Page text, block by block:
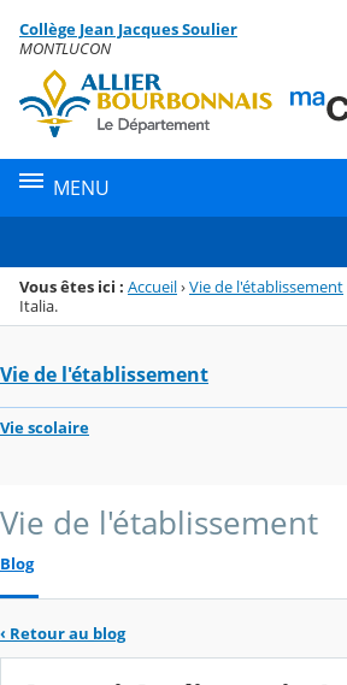
Menu de la rubrique
Contenu
Collège Jean Jacques Soulier
MONTLUCON
MENU
Vous êtes ici : Accueil›Vie de l'établissement
Italia.
Vie de l'établissement
Vie scolaire
Vie de l'établissement
Blog
‹ Retour au blog